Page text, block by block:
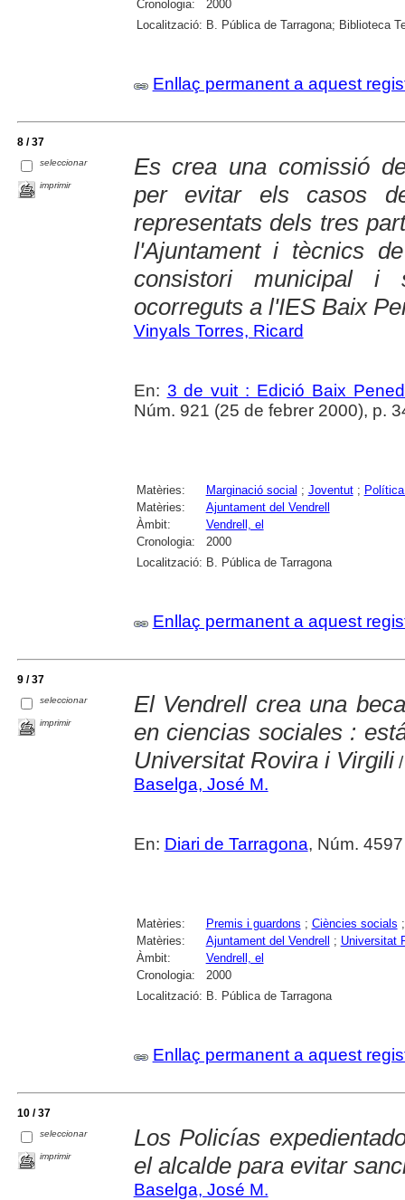
Cronologia:
2000
Localització: B. Pública de Tarragona; Biblioteca
Enllaç permanent a aquest
8 / 37
seleccionar
imprimir
Es crea una comissió
per evitar els casos
representats dels tres
l'Ajuntament i tècnics
consistori municipal i
ocorreguts a l'IES Baix
Vinyals Torres, Ricard
En: 3 de vuit : Edició Baix
Núm. 921 (25 de febrer 2000), p.
Matèries: Marginació social ; Joventut;
Matèries:
Ajuntament del Vendrell
Àmbit:
Vendrell, el
Cronologia:
2000
Localització: B. Pública de Tarragona
Enllaç permanent a aquest
9 / 37
seleccionar
imprimir
El Vendrell crea una
en ciencias sociales :
Universitat Rovira i Virgili/
Baselga, José M.
En: Diari de Tarragona, Núm.
Matèries: Premis i guardons ; Ciències socials
Matèries:
Ajuntament del Vendrell ; Universitat
Àmbit:
Vendrell, el
Cronologia:
2000
Localització: B. Pública de Tarragona
Enllaç permanent a aquest
10 / 37
seleccionar
imprimir
Los Policías
el alcalde para evitar
Baselga, José M.